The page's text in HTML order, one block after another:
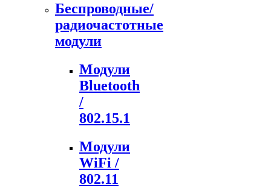
Беспроводные/
радиочастотные
модули
Модули
Bluetooth
/
802.15.1
Модули
WiFi /
802.11